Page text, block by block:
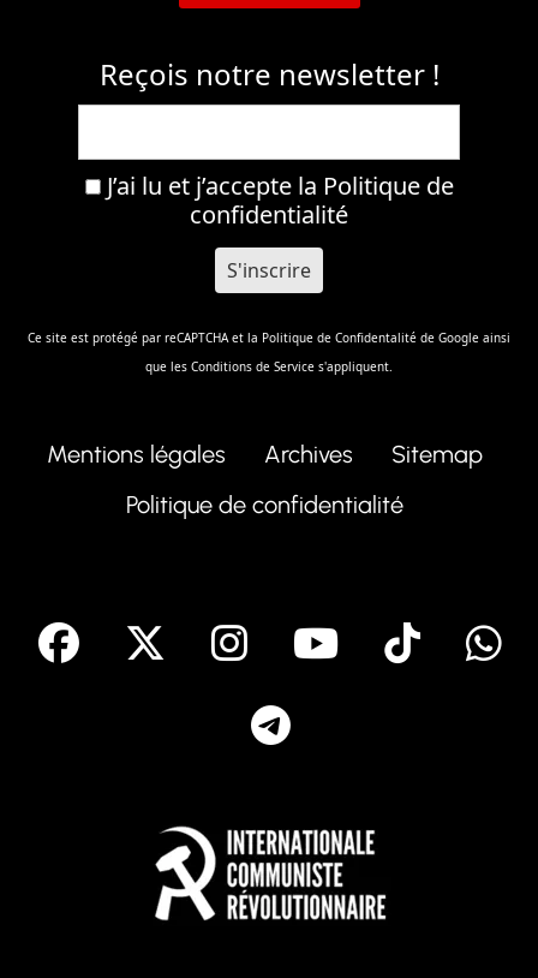
Reçois notre newsletter !
J’ai lu et j’accepte la Politique de
confidentialité
Ce site est protégé par reCAPTCHA et la Politique de Confidentalité de Google ainsi
que les Conditions de Service s'appliquent.
Mentions légales Archives
Sitemap
Politique de confidentialité
facebook Instagram
Youtube
Tik